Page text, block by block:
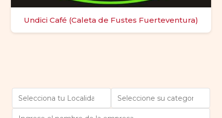
Undici Café (Caleta de Fustes Fuerteventura)